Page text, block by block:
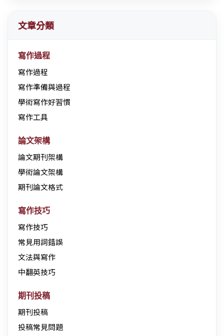
文章分類
寫作過程
寫作過程
寫作準備與過程
學術寫作好習慣
寫作工具
論文架構
論文期刊架構
學術論文架構
期刊論文格式
寫作技巧
寫作技巧
常見用詞錯誤
文法與寫作
中翻英技巧
期刊投稿
期刊投稿
投稿常見問題